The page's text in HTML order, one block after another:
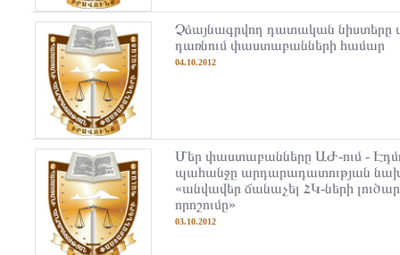
Չձայնագրվող դատական նիստերը
դառնում փաստաբանների համար
04.10.2012
Մեր փաստաբանները ԱԺ-ում -
պահանջը արդարադատության
«անվավեր ճանաչել ՀԿ-ների
որոշումը»
03.10.2012